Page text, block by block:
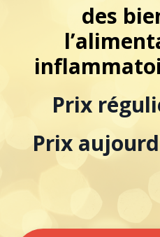
des
Prix
Prix